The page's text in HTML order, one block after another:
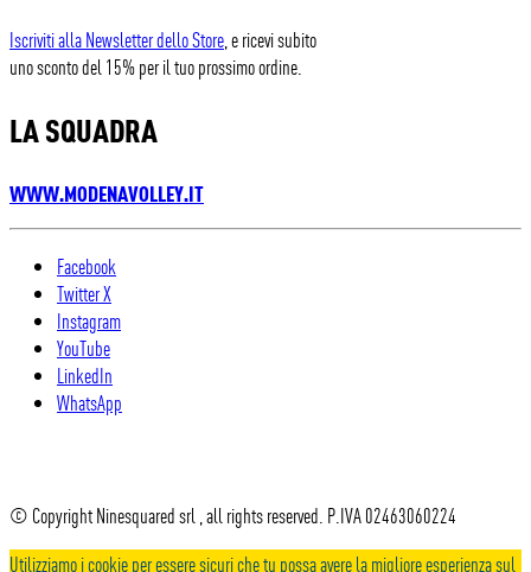
Iscriviti alla Newsletter dello Store , e ricevi subito
uno sconto del 15% per il tuo prossimo ordine.
LA SQUADRA
WWW.MODENAVOLLEY.IT
Facebook
Twitter X
Instagram
YouTube
LinkedIn
WhatsApp
© Copyright Ninesquared srl , all rights reserved. P.IVA 02463060224
Utilizziamo i cookie per essere sicuri che tu possa avere la migliore esperienza sul